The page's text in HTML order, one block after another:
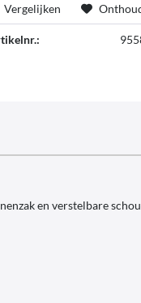
Vergelijken
en verstelbare